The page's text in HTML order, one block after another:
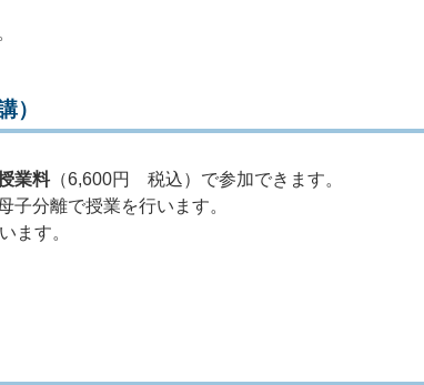
）
業料（6,600円 税込）で参加できます。
子分離で授業を行います。
ます。